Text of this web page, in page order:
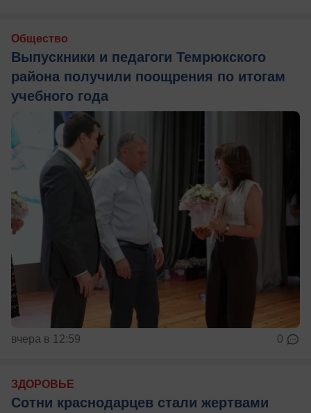
Общество
Выпускники и педагоги Темрюкского
района получили поощрения по итогам
учебного года
вчера в 12:59 0
ЗДОРОВЬЕ
Сотни краснодарцев стали жертвами